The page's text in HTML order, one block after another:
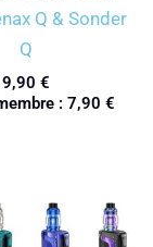
Q & Sonder
Q
9,90 €
: 7,90 €